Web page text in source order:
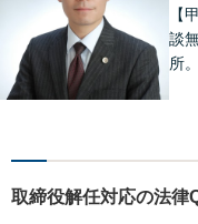
テ
【
談
所
な
来
シ
取締役解任対応の法律